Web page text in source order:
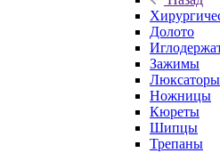
Долото
Зажимы
Люксаторы
Ножницы
Кюреты
Шипцы
Трепаны